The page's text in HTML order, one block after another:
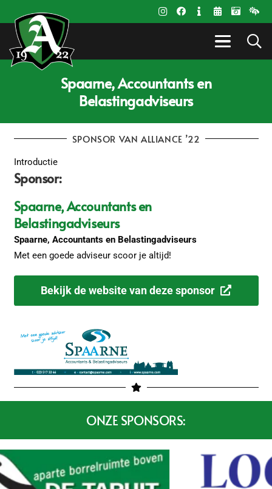
Spaarne, Accountants en
Belastingadviseurs
SPONSOR VAN ALLIANCE ’22
Introductie
Sponsor:
Spaarne, Accountants en
Belastingadviseurs
Spaarne, Accountants en Belastingadviseurs
Met een goede adviseur scoor je altijd!
Bekijk de website van deze sponsor
ONZE SPONSORS: